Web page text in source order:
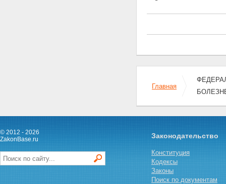
Главная
© 2012 - 2026
ZakonBase.ru
Законодательство
Конституция
Кодексы
Законы
Поиск по документам